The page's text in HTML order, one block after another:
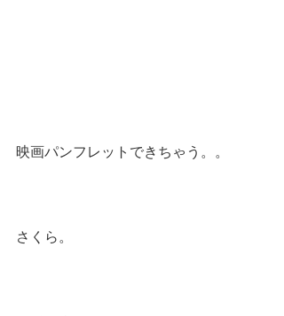
映画パンフレットできちゃう。。
さくら。